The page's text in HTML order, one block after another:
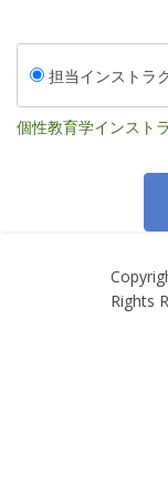
担当インストラ
個性教育学インスト
Rights